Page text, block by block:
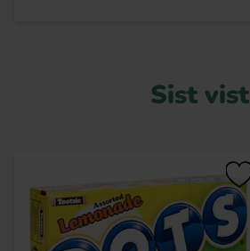
Sist vist